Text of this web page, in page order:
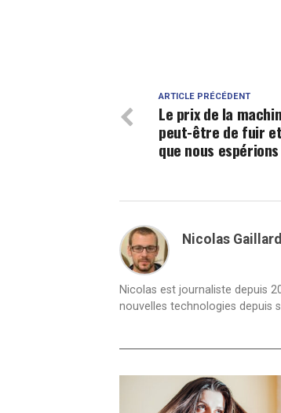
ARTICLE PRÉCÉDENT
Le prix de la
peut-être de fuir
que nous espérions
Nicolas Gaillard
Nicolas est journaliste depuis
nouvelles technologies depuis